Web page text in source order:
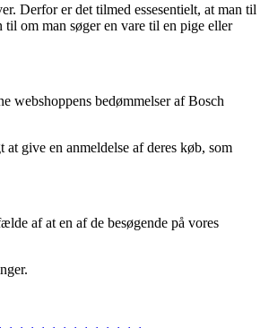
Derfor er det tilmed essesentielt, at man til
om man søger en vare til en pige eller
webshoppens bedømmelser af Bosch
give en anmeldelse af deres køb, som
af at en af de besøgende på vores